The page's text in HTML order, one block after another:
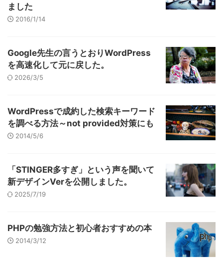
ました
2016/1/14
Google先生の言うとおりWordPress
を高速化して元に戻した。
2026/3/5
WordPressで成約した検索キーワード
を調べる方法～not provided対策にも
2014/5/6
「STINGER多すぎ」という声を聞いて
新デザインVerを公開しました。
2025/7/19
PHPの勉強方法と初心者おすすめの本
2014/3/12